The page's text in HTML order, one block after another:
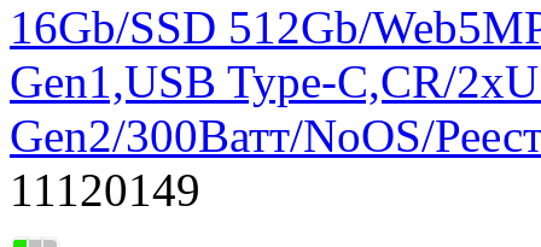
16Gb/SSD 512Gb/
Gen1,USB Type-C,CR/
Gen2/300Ватт/NoOS/
11120149